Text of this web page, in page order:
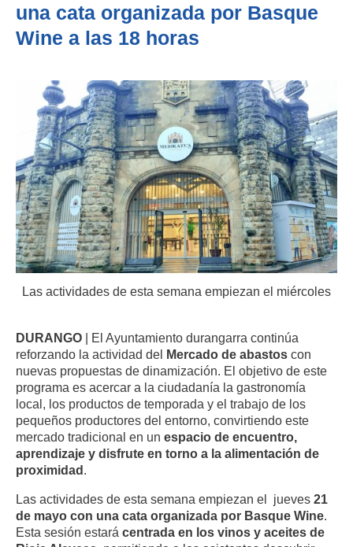
una cata organizada por Basque
Wine a las 18 horas
Las actividades de esta semana empiezan el miércoles
DURANGO | El Ayuntamiento durangarra continúa
reforzando la actividad del Mercado de abastos con
nuevas propuestas de dinamización. El objetivo de este
programa es acercar a la ciudadanía la gastronomía
local, los productos de temporada y el trabajo de los
pequeños productores del entorno, convirtiendo este
mercado tradicional en un espacio de encuentro,
aprendizaje y disfrute en torno a la alimentación de
proximidad.
Las actividades de esta semana empiezan el jueves 21
de mayo con una cata organizada por Basque Wine.
Esta sesión estará centrada en los vinos y aceites de